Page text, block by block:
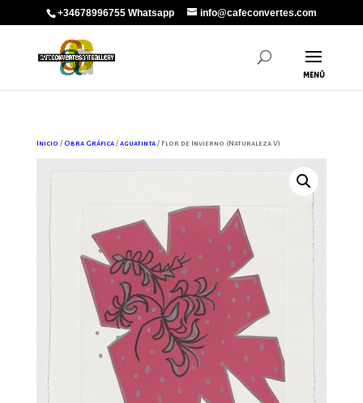
+34678996755 Whatsapp info@cafeconvertes.com
Inicio / Obra Gráfica/ aguatinta/ Flor de Invierno (Naturaleza V)